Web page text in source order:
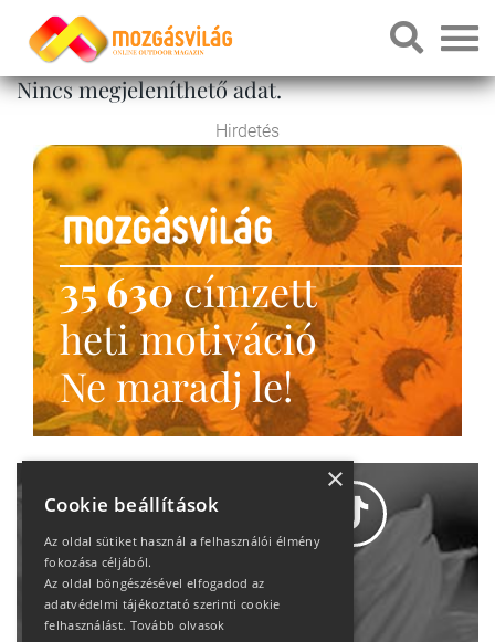
Nincs megjeleníthető adat.
Hirdetés
35 630címzett
heti motiváció
Ne maradj le!
Adatvédelem
×
Cookie beállítások
Az oldal sütiket használ a felhasználói élmény
fokozása céljából.
Az oldal böngészésével elfogadod az
adatvédelmi tájékoztató szerinti cookie
felhasználást. Tovább olvasok